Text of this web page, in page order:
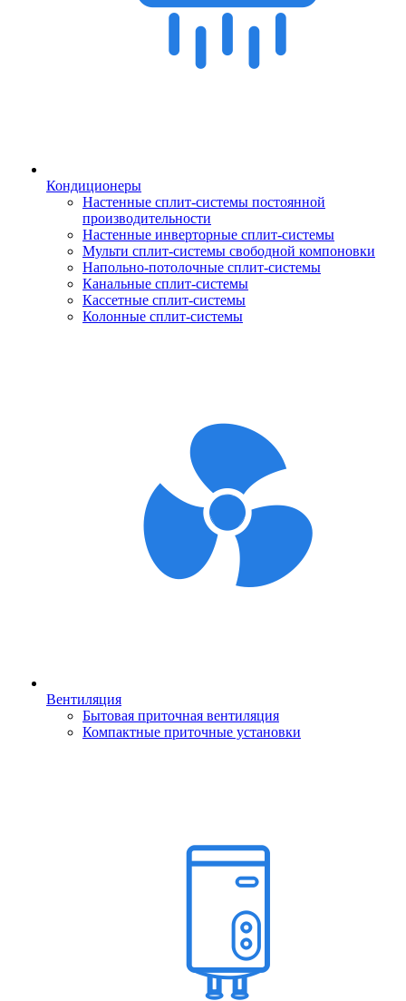
Кондиционеры
Настенные сплит-системы постоянной
производительности
Настенные инверторные сплит-системы
Мульти сплит-системы свободной компоновки
Напольно-потолочные сплит-системы
Канальные сплит-системы
Кассетные сплит-системы
Колонные сплит-системы
Вентиляция
Бытовая приточная вентиляция
Компактные приточные установки